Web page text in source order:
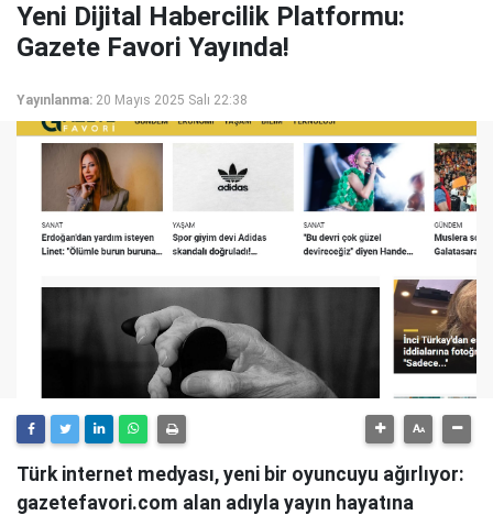
Yeni Dijital Habercilik Platformu:
Gazete Favori Yayında!
Yayınlanma: 20 Mayıs 2025 Salı 22:38
Türk internet medyası, yeni bir oyuncuyu ağırlıyor:
gazetefavori.com alan adıyla yayın hayatına